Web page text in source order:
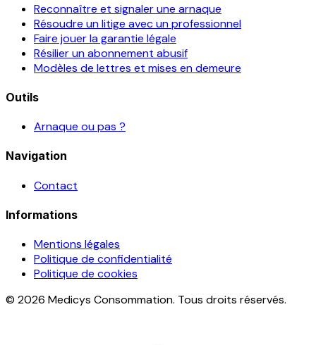
Reconnaître et signaler une arnaque
Résoudre un litige avec un professionnel
Faire jouer la garantie légale
Résilier un abonnement abusif
Modèles de lettres et mises en demeure
Outils
Arnaque ou pas ?
Navigation
Contact
Informations
Mentions légales
Politique de confidentialité
Politique de cookies
© 2026 Medicys Consommation. Tous droits réservés.